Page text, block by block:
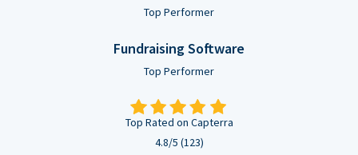
Top Performer
Fundraising Software
Top Performer
Top Rated on Capterra
4.8/5 (123)